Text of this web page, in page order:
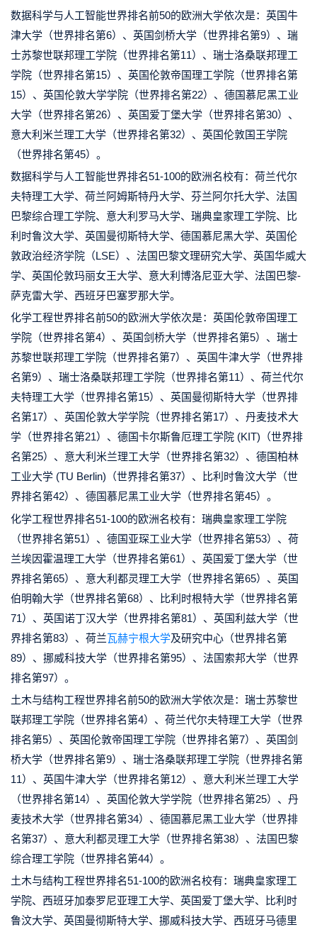
数据科学与人工智能世界排名前50的欧洲大学依次是：英国牛
津大学（世界排名第6）、英国剑桥大学（世界排名第9）、瑞
士苏黎世联邦理工学院（世界排名第11）、瑞士洛桑联邦理工
学院（世界排名第15）、英国伦敦帝国理工学院（世界排名第
15）、英国伦敦大学学院（世界排名第22）、德国慕尼黑工业
大学（世界排名第26）、英国爱丁堡大学（世界排名第30）、
意大利米兰理工大学（世界排名第32）、英国伦敦国王学院
（世界排名第45）。
数据科学与人工智能世界排名51-100的欧洲名校有：荷兰代尔
夫特理工大学、荷兰阿姆斯特丹大学、芬兰阿尔托大学、法国
巴黎综合理工学院、意大利罗马大学、瑞典皇家理工学院、比
利时鲁汶大学、英国曼彻斯特大学、德国慕尼黑大学、英国伦
敦政治经济学院（LSE）、法国巴黎文理研究大学、英国华威大
学、英国伦敦玛丽女王大学、意大利博洛尼亚大学、法国巴黎-
萨克雷大学、西班牙巴塞罗那大学。
化学工程世界排名前50的欧洲大学依次是：英国伦敦帝国理工
学院（世界排名第4）、英国剑桥大学（世界排名第5）、瑞士
苏黎世联邦理工学院（世界排名第7）、英国牛津大学（世界排
名第9）、瑞士洛桑联邦理工学院（世界排名第11）、荷兰代尔
夫特理工大学（世界排名第15）、英国曼彻斯特大学（世界排
名第17）、英国伦敦大学学院（世界排名第17）、丹麦技术大
学（世界排名第21）、德国卡尔斯鲁厄理工学院 (KIT)（世界排
名第25）、意大利米兰理工大学（世界排名第32）、德国柏林
工业大学 (TU Berlin)（世界排名第37）、比利时鲁汶大学（世
界排名第42）、德国慕尼黑工业大学（世界排名第45）。
化学工程世界排名51-100的欧洲名校有：瑞典皇家理工学院
（世界排名第51）、德国亚琛工业大学（世界排名第53）、荷
兰埃因霍温理工大学（世界排名第61）、英国爱丁堡大学（世
界排名第65）、意大利都灵理工大学（世界排名第65）、英国
伯明翰大学（世界排名第68）、比利时根特大学（世界排名第
71）、英国诺丁汉大学（世界排名第81）、英国利兹大学（世
界排名第83）、荷兰瓦赫宁根大学及研究中心（世界排名第
89）、挪威科技大学（世界排名第95）、法国索邦大学（世界
排名第97）。
土木与结构工程世界排名前50的欧洲大学依次是：瑞士苏黎世
联邦理工学院（世界排名第4）、荷兰代尔夫特理工大学（世界
排名第5）、英国伦敦帝国理工学院（世界排名第7）、英国剑
桥大学（世界排名第9）、瑞士洛桑联邦理工学院（世界排名第
11）、英国牛津大学（世界排名第12）、意大利米兰理工大学
（世界排名第14）、英国伦敦大学学院（世界排名第25）、丹
麦技术大学（世界排名第34）、德国慕尼黑工业大学（世界排
名第37）、意大利都灵理工大学（世界排名第38）、法国巴黎
综合理工学院（世界排名第44）。
土木与结构工程世界排名51-100的欧洲名校有：瑞典皇家理工
学院、西班牙加泰罗尼亚理工大学、英国爱丁堡大学、比利时
鲁汶大学、英国曼彻斯特大学、挪威科技大学、西班牙马德里